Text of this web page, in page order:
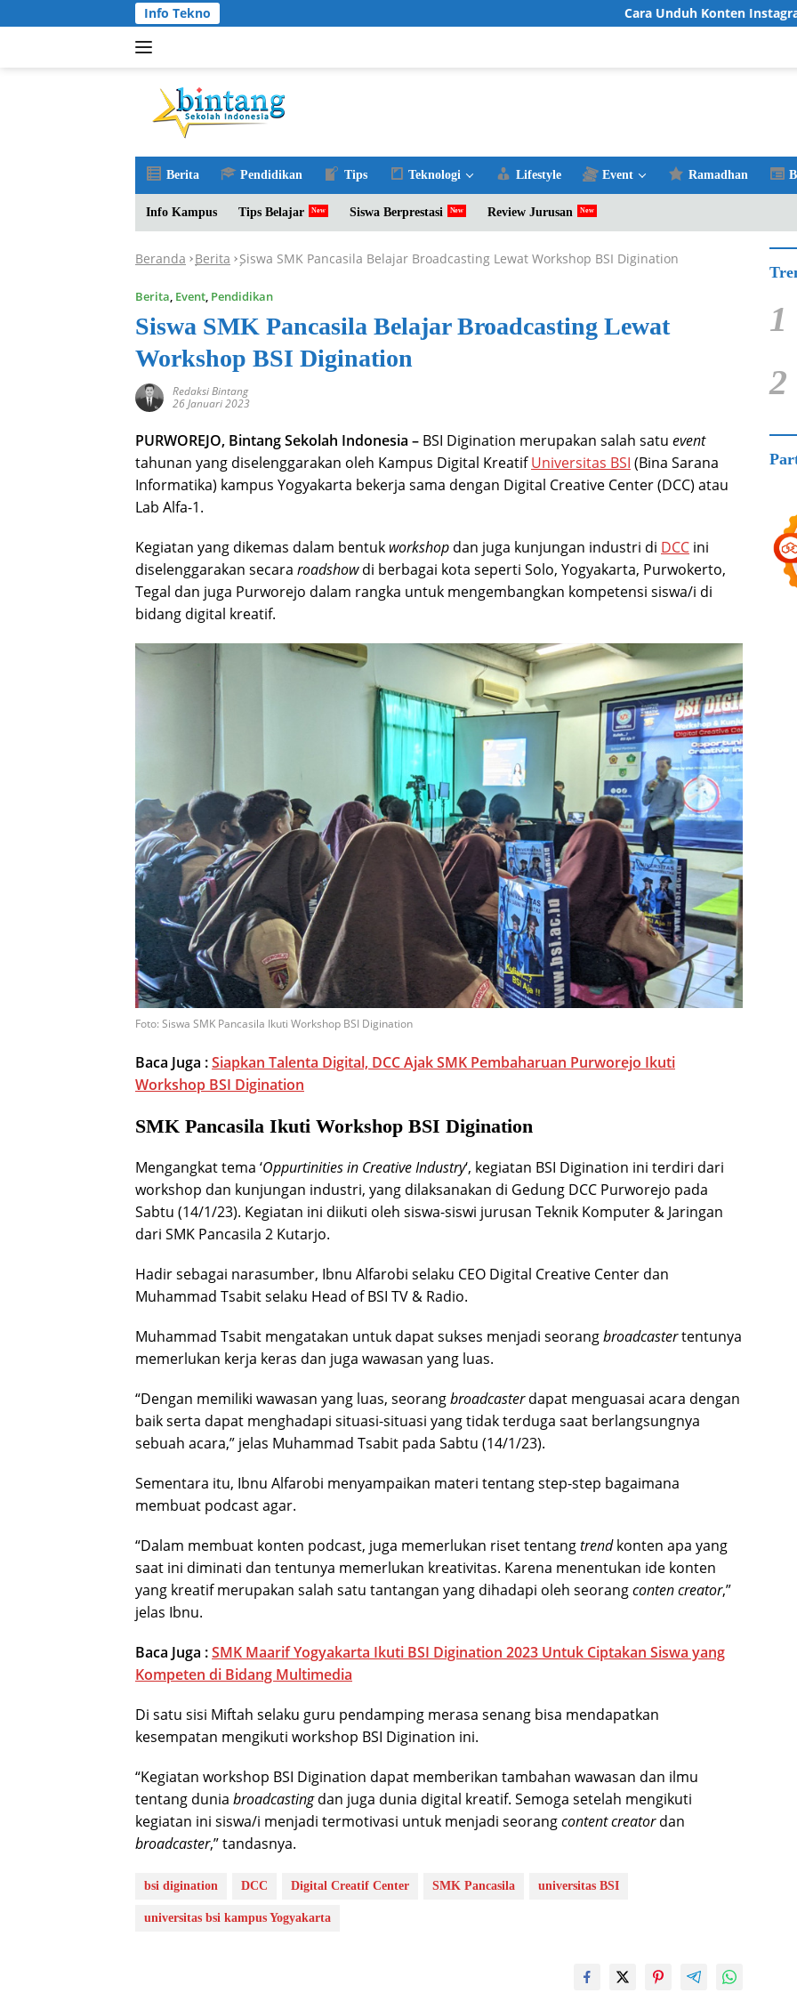
ke
Info Tekno Cara Unduh Konten Instagram
Berita Pendidikan Tips Teknologi Lifestyle Event Ramadhan
Info Kampus Tips Belajar Siswa Berprestasi Review Jurusan
Beranda -Berita -Siswa SMK Pancasila Belajar Broadcasting Lewat Workshop BSI Digination
Berita, Event, Pendidikan
Siswa SMK Pancasila Belajar Broadcasting Lewat
Workshop BSI Digination
Redaksi Bintang
26 Januari 2023
PURWOREJO, Bintang Sekolah Indonesia – BSI Digination merupakan salah satu event
tahunan yang diselenggarakan oleh Kampus Digital KreatifUniversitas BSI (Bina Sarana
Informatika) kampus Yogyakarta bekerja sama dengan Digital Creative Center (DCC) atau
Lab Alfa-1.
Kegiatan yang dikemas dalam bentuk workshop dan juga kunjungan industri di DCC ini
diselenggarakan secara roadshowdi berbagai kota seperti Solo, Yogyakarta, Purwokerto,
Tegal dan juga Purworejo dalam rangka untuk mengembangkan kompetensi siswa/i di
bidang digital kreatif.
Foto: Siswa SMK Pancasila Ikuti Workshop BSI Digination
Baca Juga :Siapkan Talenta Digital, DCC Ajak SMK Pembaharuan Purworejo Ikuti
Workshop BSI Digination
SMK Pancasila Ikuti Workshop BSI Digination
Mengangkat tema ‘Oppurtinities in Creative Industry‘, kegiatan BSI Digination ini terdiri dari
workshop dan kunjungan industri, yang dilaksanakan di Gedung DCC Purworejo pada
Sabtu (14/1/23). Kegiatan ini diikuti oleh siswa-siswi jurusan Teknik Komputer & Jaringan
dari SMK Pancasila 2 Kutarjo.
Hadir sebagai narasumber, Ibnu Alfarobi selaku CEO Digital Creative Center dan
Muhammad Tsabit selaku Head of BSI TV & Radio.
Muhammad Tsabit mengatakan untuk dapat sukses menjadi seorangbroadcastertentunya
memerlukan kerja keras dan juga wawasan yang luas.
“Dengan memiliki wawasan yang luas, seorangbroadcasterdapat menguasai acara dengan
baik serta dapat menghadapi situasi-situasi yang tidak terduga saat berlangsungnya
sebuah acara,” jelas Muhammad Tsabit pada Sabtu (14/1/23).
Sementara itu, Ibnu Alfarobi menyampaikan materi tentang step-step bagaimana
membuat podcast agar.
“Dalam membuat konten podcast, juga memerlukan riset tentangtrendkonten apa yang
saat ini diminati dan tentunya memerlukan kreativitas. Karena menentukan ide konten
yang kreatif merupakan salah satu tantangan yang dihadapi oleh seorangconten creator,”
jelas Ibnu.
Baca Juga :SMK Maarif Yogyakarta Ikuti BSI Digination 2023 Untuk Ciptakan Siswa yang
Kompeten di Bidang Multimedia
Di satu sisi Miftah selaku guru pendamping merasa senang bisa mendapatkan
kesempatan mengikuti workshop BSI Digination ini.
“Kegiatan workshop BSI Digination dapat memberikan tambahan wawasan dan ilmu
tentang dunia broadcastingdan juga dunia digital kreatif. Semoga setelah mengikuti
kegiatan ini siswa/i menjadi termotivasi untuk menjadi seorangcontent creatordan
broadcaster,” tandasnya.
bsi digination DCC Digital Creatif Center SMK Pancasila universitas BSI
universitas bsi kampus Yogyakarta
1
2